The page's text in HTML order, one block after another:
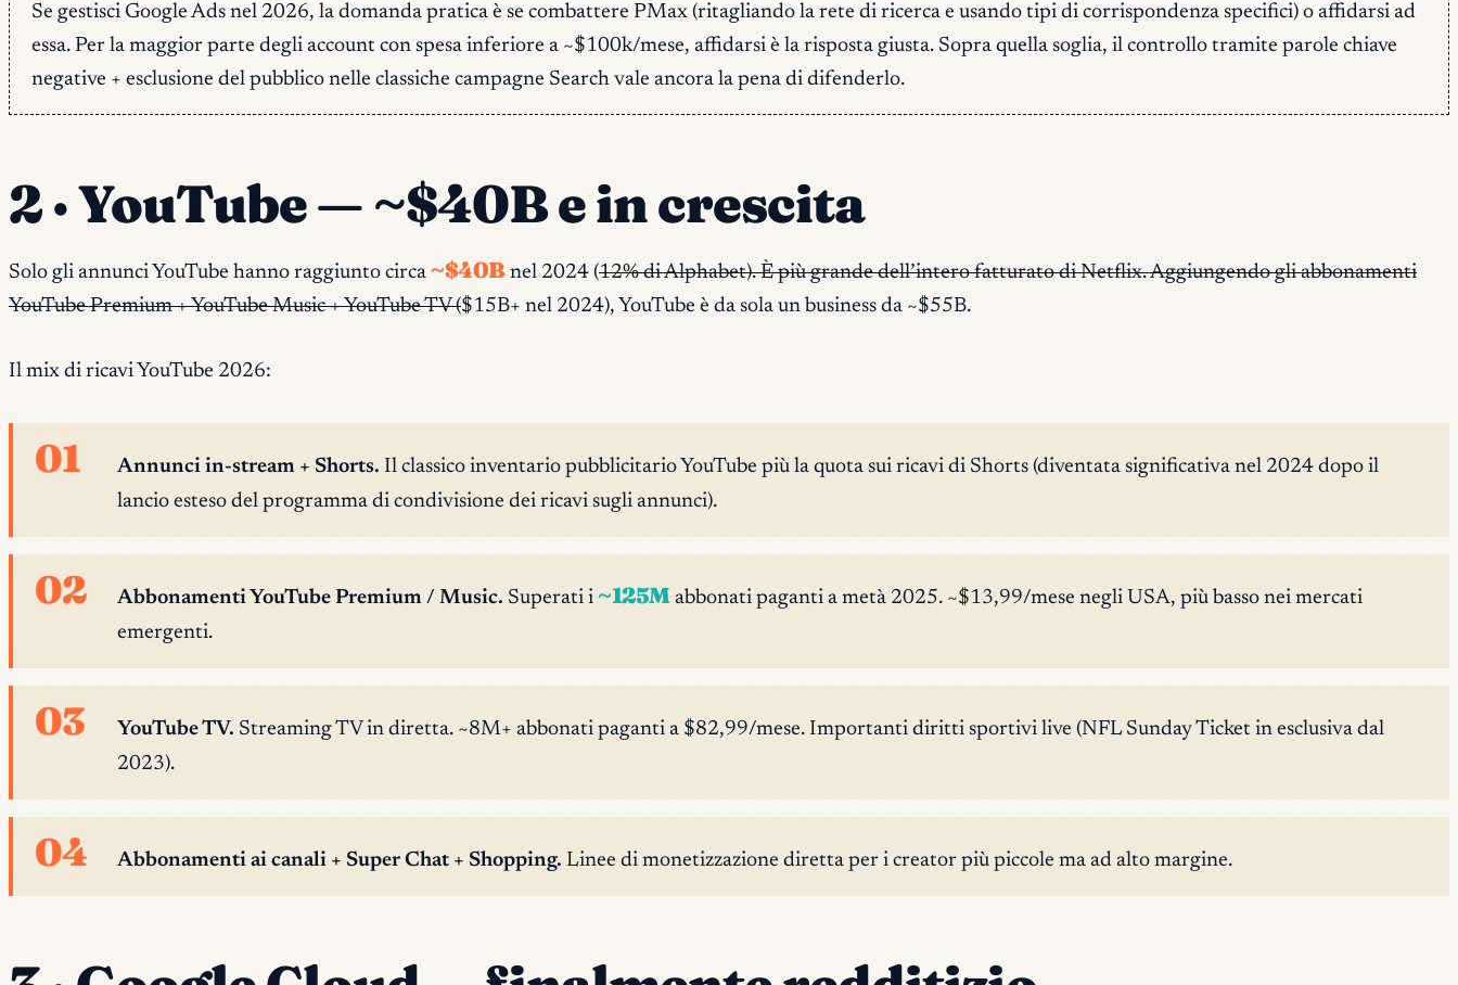
Se gestisci Google Ads nel 2026, la domanda pratica è se combattere PMax (ritagliando la rete di ricerca e usando tipi di corrispondenza specifici) o affidarsi ad
essa. Per la maggior parte degli account con spesa inferiore a ~$100k/mese, affidarsi è la risposta giusta. Sopra quella soglia, il controllo tramite parole chiave
negative + esclusione del pubblico nelle classiche campagne Search vale ancora la pena di difenderlo.
2 · YouTube — ~$40B e in crescita
Solo gli annunci YouTube hanno raggiunto circa ~$40Bnel 2024 (12% di Alphabet). È più grande dell’intero fatturato di Netflix. Aggiungendo gli abbonamenti
YouTube Premium + YouTube Music + YouTube TV ($15B+ nel 2024), YouTube è da sola un business da ~$55B.
Il mix di ricavi YouTube 2026:
01 Annunci in-stream + Shorts. Il classico inventario pubblicitario YouTube più la quota sui ricavi di Shorts (diventata significativa nel 2024 dopo il
lancio esteso del programma di condivisione dei ricavi sugli annunci).
02 Abbonamenti YouTube Premium / Music. Superati i ~125Mabbonati paganti a metà 2025. ~$13,99/mese negli USA, più basso nei mercati
emergenti.
03 YouTube TV. Streaming TV in diretta. ~8M+ abbonati paganti a $82,99/mese. Importanti diritti sportivi live (NFL Sunday Ticket in esclusiva dal
2023).
04 Abbonamenti ai canali + Super Chat + Shopping. Linee di monetizzazione diretta per i creator più piccole ma ad alto margine.